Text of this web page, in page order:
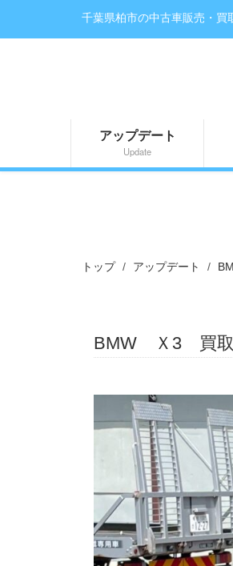
千葉県柏市の中古車販売・買
アップデート
Update
トップ アップデート
BMW Ｘ3 買取